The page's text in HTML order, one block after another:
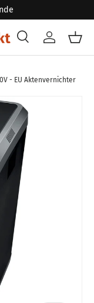
SucheKonto
- EU Aktenvernichter